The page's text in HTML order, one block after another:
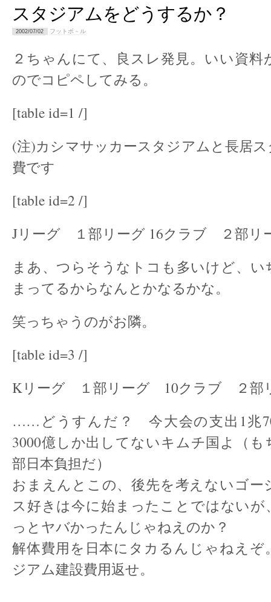
スタジアムをどうするか？
2002/07/02 フットボ－ル
２ちゃんにて、良スレ発見。いい資
のでコピペしてみる。
[table id=1 /]
(注)カシマサッカースタジアムと長居
費です
[table id=2 /]
Jリーグ １部リーグ 16クラブ ２部リ
まあ、つらそうなトコも多いけど、
まってるからなんとかなるかな。
笑っちゃうのがお隣。
[table id=3 /]
Kリーグ １部リーグ 10クラブ ２部
……どうすんだ？ 今大会の支出1兆
3000億しか出してないキムチ国よ（
部日本負担だ）
おまえんとこの、後先を考えないゴー
ス好きは今に始まったことではないが
っとヤバかったんじゃねえのか？
解体費用を日本にタカるんじゃねえぞ
ジアム建設費用返せ。